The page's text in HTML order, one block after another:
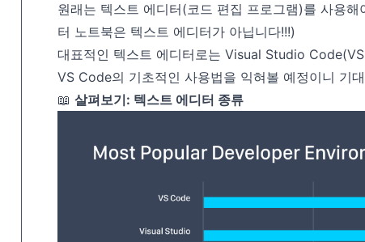
원래는 텍스트 에디터(코드 편집 프로그램)를 사용
터 노트북은 텍스트 에디터가 아닙니다!!!)
대표적인 텍스트 에디터로는 Visual Studio
VS Code의 기초적인 사용법을 익혀볼 예정이니 기
📖 살펴보기: 텍스트 에디터 종류